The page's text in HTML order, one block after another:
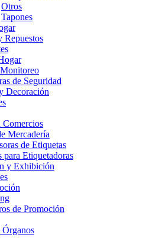
Otros
Tapones
Repuestos
de Seguridad
Decoración
Comercios
Mercadería
de Etiquetas
para Etiquetadoras
y Exhibición
de Promoción
Órganos